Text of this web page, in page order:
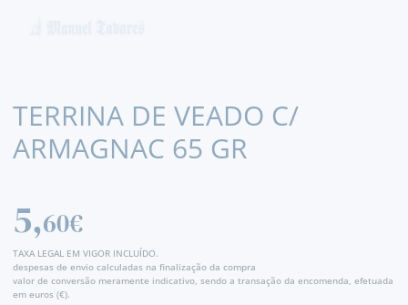
TERRINA DE VEADO C/
ARMAGNAC 65 GR
5,60€
TAXA LEGAL EM VIGOR INCLUÍDO.
despesas de envio calculadas na finalização da compra
valor de conversão meramente indicativo, sendo a transação da encomenda, efetuada
em euros (€).